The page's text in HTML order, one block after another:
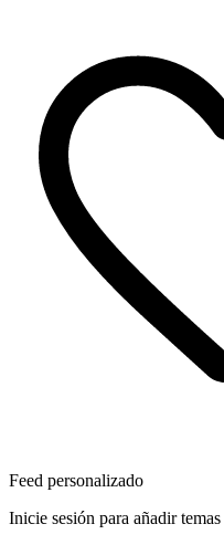
Feed personalizado
Inicie sesión para añadir